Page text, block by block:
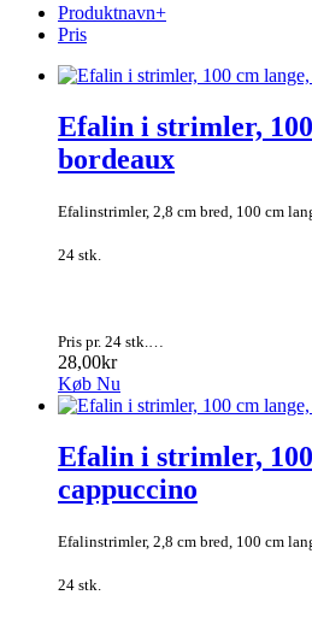
Produktnavn+
Pris
Efalin i strimler,
bordeaux
Efalinstrimler, 2,8 cm bred, 100 cm
24 stk.
Pris pr. 24 stk.…
28,00kr
Køb Nu
Efalin i strimler,
cappuccino
Efalinstrimler, 2,8 cm bred, 100 cm
24 stk.